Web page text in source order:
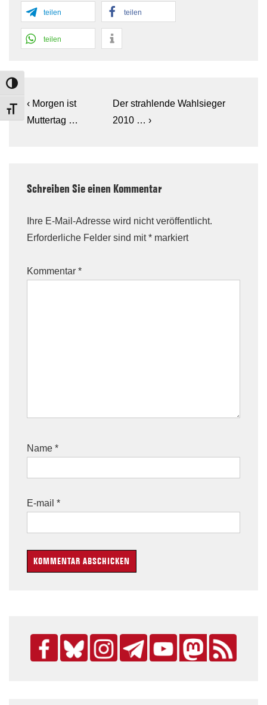
TOGGLE HIGH CONTRAST
TOGGLE FONT SIZE
teilen teilen
teilen
Beitragsnavigation
Previous
Post
‹ Morgen ist
Muttertag …
Next
Post
Der strahlende Wahlsieger
2010 … ›
Schreiben Sie einen Kommentar
Ihre E-Mail-Adresse wird nicht veröffentlicht.
Erforderliche Felder sind mit* markiert
Kommentar *
Name *
E-mail *